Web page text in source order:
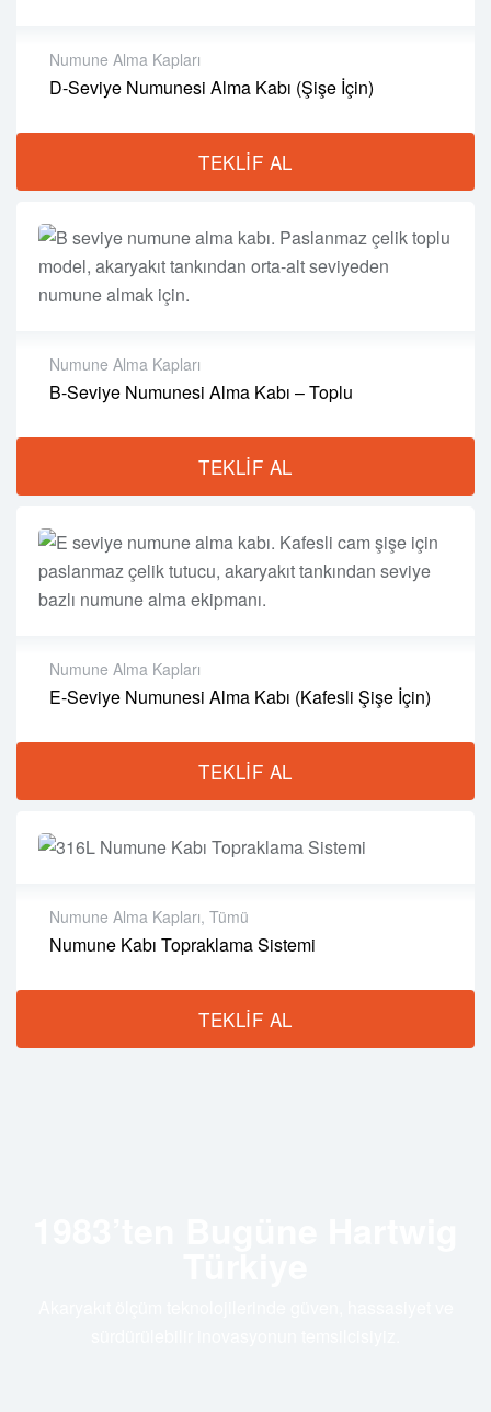
Numune Alma Kapları
D-Seviye Numunesi Alma Kabı (Şişe İçin)
Teflon tapa – ip kontrollü aç/kapa
İç Çap:10,4 cm | Gövde Boyu: 17 cm
Kulplar: Çelik Pimli, Gövdeye Kaynaklı
Kullanım Alanı:Seviye Numunesi Alma
TEKLIF AL
Numune Alma Kapları
B-Seviye Numunesi Alma Kabı – Toplu
Yaylı, Manuel Tetiklemeli
Uygulama:Seviye Numunesi Alımı
Temizlik:Kolay Temizlenir
Kullanım Alanı:Depolama Tankları
TEKLIF AL
Numune Alma Kapları
E-Seviye Numunesi Alma Kabı (Kafesli Şişe İçin)
TEKLIF AL
Numune Alma Kapları, Tümü
Numune Kabı Topraklama Sistemi
Set İçeriği: Şerit Metre, Metre Kelepçesi, 10 kg Ağırlıklı
Tutamak
TEKLIF AL